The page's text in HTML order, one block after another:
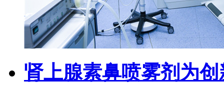
肾上腺素鼻喷雾剂为